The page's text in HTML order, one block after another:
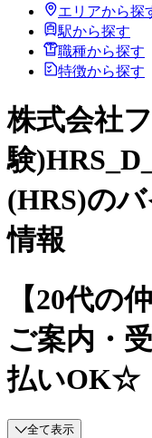
エリアから探
駅から探す
職種から探す
特徴から探す
株式会社
験
(HRS)の
情報
【20代の
ご案内・
払いOK☆
全て表示